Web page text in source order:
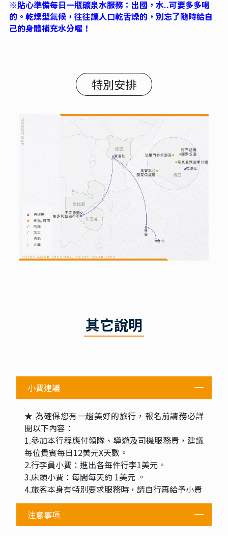
※貼心準備每日一瓶礦泉水服務：出國，水..可要多多喝
的。乾燥型氣候，往往讓人口乾舌燥的，別忘了隨時給自
己的身體補充水分喔！
特別安排
其它說明
小費建議
★ 為確保您有一趟美好的旅行，報名前請務必詳
閱以下內容：
1.參加本行程應付領隊、導遊及司機服務費，建議
每位貴賓每日12美元X天數。
2.行李員小費：進出各毎件行李1美元。
3.床頭小費：每間每天約 1美元 。
4.旅客本身有特別要求服務時，請自行再給予小費
注意事項